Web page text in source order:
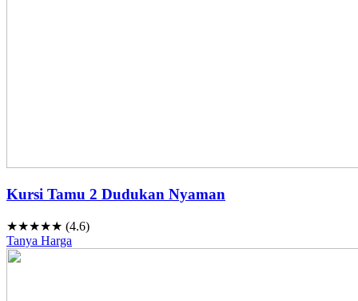
Kursi Tamu 2 Dudukan Nyaman
★★★★★ (4.6)
Tanya Harga